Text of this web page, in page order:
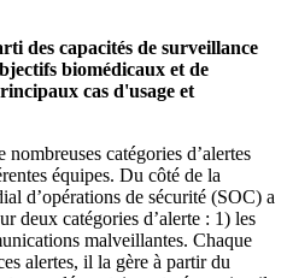
des capacités de surveillance
biomédicaux et de
cas d'usage et
catégories d’alertes
équipes. Du côté de la
d’opérations de sécurité (SOC) a
deux catégories d’alerte : 1) les
malveillantes. Chaque
alertes, il la gère à partir du